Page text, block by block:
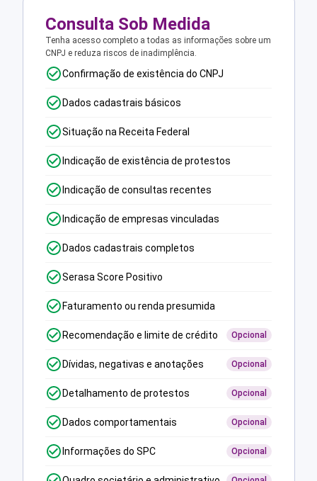
Consulta Sob Medida
Tenha acesso completo a todas as informações sobre um
CNPJ e reduza riscos de inadimplência.
Confirmação de existência do CNPJ
Dados cadastrais básicos
Situação na Receita Federal
Indicação de existência de protestos
Indicação de consultas recentes
Indicação de empresas vinculadas
Dados cadastrais completos
Serasa Score Positivo
Faturamento ou renda presumida
Recomendação e limite de crédito Opcional
Dívidas, negativas e anotações Opcional
Detalhamento de protestos Opcional
Dados comportamentais Opcional
Informações do SPC Opcional